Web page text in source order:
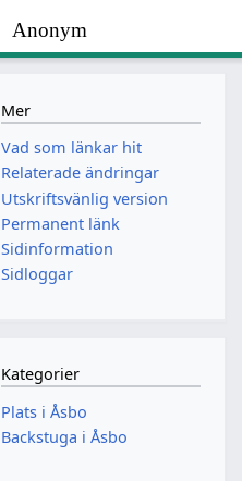
Anonym
Mer
Vad som länkar hit
Relaterade ändringar
Utskriftsvänlig version
Permanent länk
Sidinformation
Sidloggar
Kategorier
Plats i Åsbo
Backstuga i Åsbo